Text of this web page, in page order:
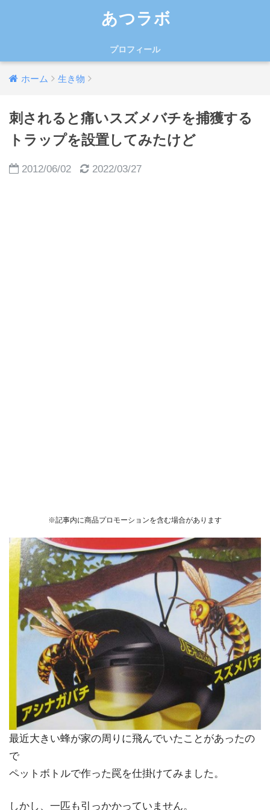
あつラボ
プロフィール
ホーム 生き物
刺されると痛いスズメバチを捕獲する
トラップを設置してみたけど
2012/06/02 2022/03/27
※記事内に商品プロモーションを含む場合があります
最近大きい蜂が家の周りに飛んでいたことがあったの
で
ペットボトルで作った罠を仕掛けてみました。
しかし、一匹も引っかかっていません。